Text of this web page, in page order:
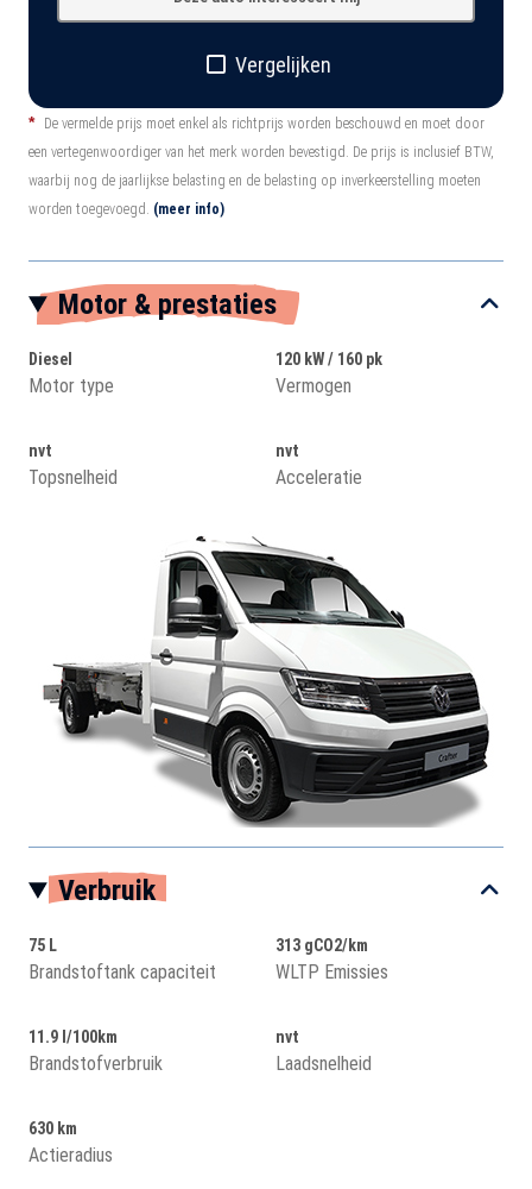
Vergelijken
*
De vermelde prijs moet enkel als richtprijs worden beschouwd en moet door
een vertegenwoordiger van het merk worden bevestigd. De prijs is inclusief BTW,
waarbij nog de jaarlijkse belasting en de belasting op inverkeerstelling moeten
worden toegevoegd. (meer info)
Motor & prestaties
Diesel
Motor type
120 kW / 160 pk
Vermogen
nvt
Topsnelheid
nvt
Acceleratie
Verbruik
75 L
Brandstoftank capaciteit
313 gCO2/km
WLTP Emissies
11.9 l/100km
Brandstofverbruik
nvt
Laadsnelheid
630 km
Actieradius